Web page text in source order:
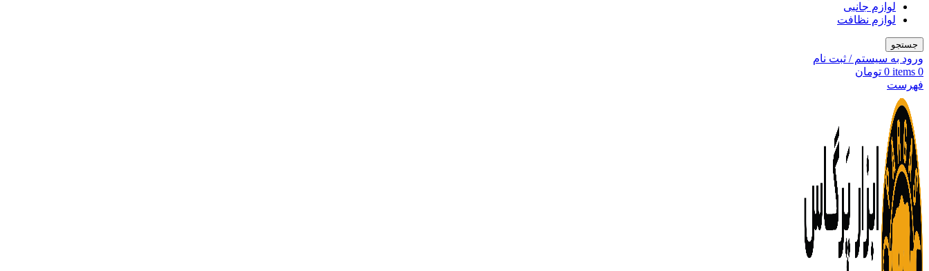
لوازم جانبی
لوازم نظافت
جستجو
ورود به سیستم / ثبت نام
0
items
0 تومان
فهرست